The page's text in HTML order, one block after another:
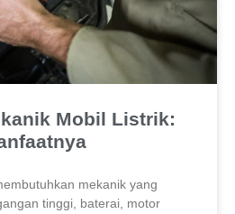
Mobil Listrik:
mekanik yang
tinggi, baterai, motor